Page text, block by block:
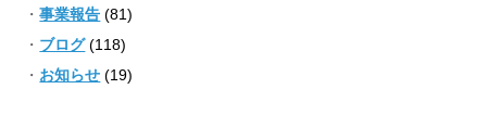
事業報告 (81)
ブログ(118)
お知らせ (19)